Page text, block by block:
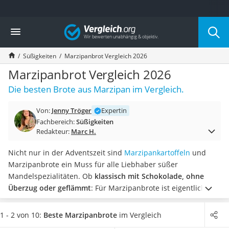
Die beliebtesten Vergleiche nach Kategorie
Lebensmittel
Schwarzkümmelöl
Knäckebrot
Schwarzkümmelöl-Kapseln
Manukahonig
Eiklar
Balsamico-Essig
Schwarzkümmelöl bio
Honig
Gemüsebrühe
Eiskaffee-Pulver
Irischer Whiskey
Grapefruitkernextrakt
Matcha-Set
Vergleich
Süßigkeiten Marzipanbrot Vergleich 2026
Marzipanbrot Vergleich 2026
Die besten Brote aus Marzipan im Vergleich.
Von: Jenny Tröger
Expertin
Fachbereich:Süßigkeiten
Redakteur: Marc H.
Nicht nur in der Adventszeit sind Marzipankartoffeln und
Marzipanbrote ein Muss für alle Liebhaber süßer
Mandelspezialitäten. Ob klassisch mit Schokolade, ohne
Überzug oder geflämmt: Für Marzipanbrote ist eigentlich
immer Saison. Laut Tests im Internet gibt es diesein einer
großen Auswahl und in verschiedenen
1 - 2 von 10: Beste Marzipanbrote im Vergleich